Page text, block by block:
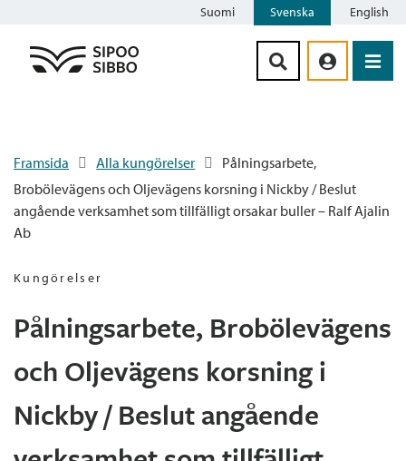
Suomi Svenska English
Framsida Alla kungörelser
Pålningsarbete,
Brobölevägens och Oljevägens korsning i Nickby / Beslut
angående verksamhet som tillfälligt orsakar buller – Ralf Ajalin
Ab
Kungörelser
Pålningsarbete, Brobölevägens
och Oljevägens korsning i
Nickby / Beslut angående